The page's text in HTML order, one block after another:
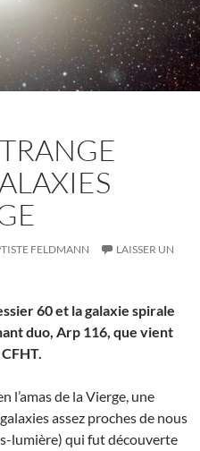
FELDMANN
LAISSER UN
60 et la galaxie spirale
duo, Arp 116, que vient
l’amas de la Vierge, une
assez proches de nous
lumière) qui fut découverte